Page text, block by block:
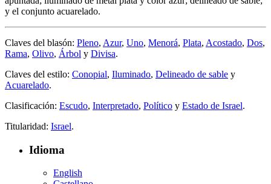
y el conjunto acuarelado.
Claves del blasón: Pleno, Azur, Uno, Menorá, Plata, Acostado, Dos,
Rama, Olivo, Árbol y Divisa.
Claves del estilo: Conopial, Iluminado, Delineado de sable y
Acuarelado.
Clasificación: Escudo, Interpretado, Político y Estado de Israel.
Titularidad: Israel.
Idioma
English